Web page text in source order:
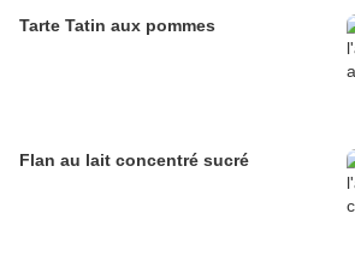
Tarte Tatin aux pommes
Flan au lait concentré sucré